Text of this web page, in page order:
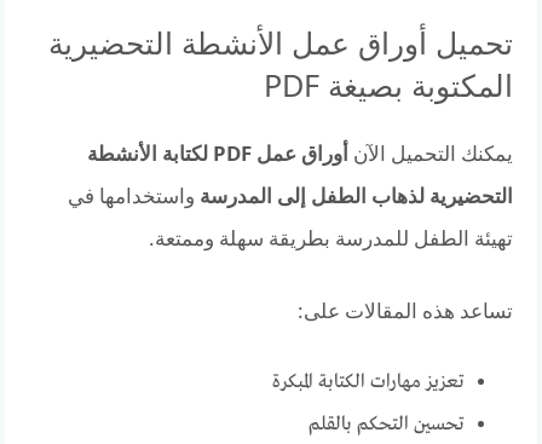
تحميل أوراق عمل الأنشطة التحضيرية
المكتوبة بصيغة PDF
يمكنك التحميل الآن
أوراق عمل PDF لكتابة الأنشطة
التحضيرية لذهاب الطفل إلى المدرسة واستخدامها في
تهيئة الطفل للمدرسة بطريقة سهلة وممتعة.
تساعد هذه المقالات على:
تعزيز مهارات الكتابة المبكرة
تحسين التحكم بالقلم